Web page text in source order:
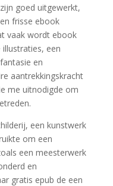
goed uitgewerkt,
frisse ebook
vaak wordt ebook
illustraties, een
en
aantrekkingskracht
me uitnodigde om
een kunstwerk
om een
een meesterwerk
en
gratis epub de een